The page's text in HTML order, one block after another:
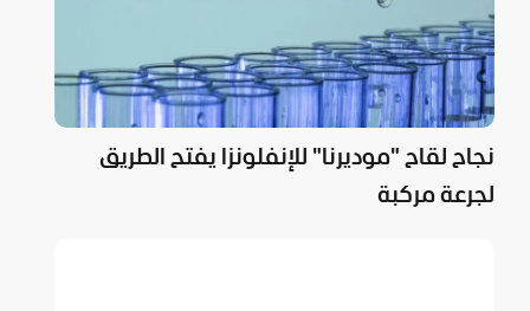
نجاح لقاح "موديرنا" للإنفلونزا يفتح الطريق
لجرعة مركبة